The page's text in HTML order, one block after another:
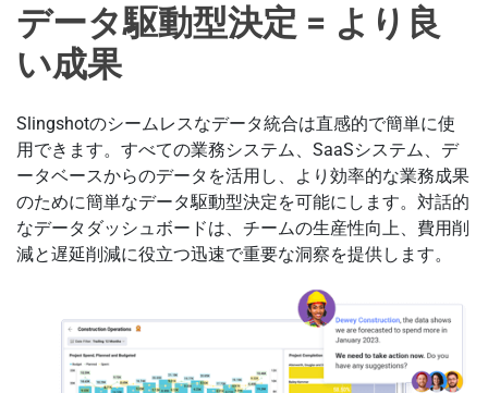
データ駆動型決定 = より良
い成果
Slingshotのシームレスなデータ統合は直感的で簡単に使
用できます。すべての業務システム、SaaSシステム、デ
ータベースからのデータを活用し、より効率的な業務成果
のために簡単なデータ駆動型決定を可能にします。対話的
なデータダッシュボードは、チームの生産性向上、費用削
減と遅延削減に役立つ迅速で重要な洞察を提供します。